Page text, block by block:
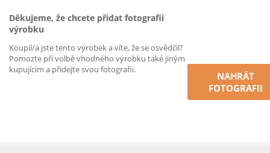
Děkujeme, že chcete přidat fotografii
výrobku
Koupil/a jste tento výrobek a víte, že se osvědčil?
Pomozte při volbě vhodného výrobku také jiným
kupujícím a přidejte svou fotografii.
NAHRÁT
FOTOGRAFII